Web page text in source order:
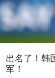
出名了！韩
军！